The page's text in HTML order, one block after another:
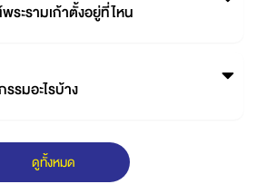
ะรามเก้าตั้งอยู่ที่ไหน
รมอะไรบ้าง
ดูทั้งหมด